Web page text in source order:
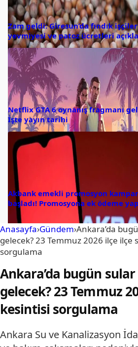
Zam geldi: Giresun’da fındık
yevmiyesi ve patoz ücretleri
Netflix GTA 6 oynanış fragmanı
İşte yayın tarihi
Akbank emekli promosyon
başladı! Promosyona ek ödeme
Anasayfa›Gündem›Ankara’da
gelecek? 23 Temmuz 2026 ilçe ilçe
sorgulama
Ankara’da bugün
gelecek? 23 Temmuz
kesintisi sorgulama
Ankara Su ve Kanalizasyon